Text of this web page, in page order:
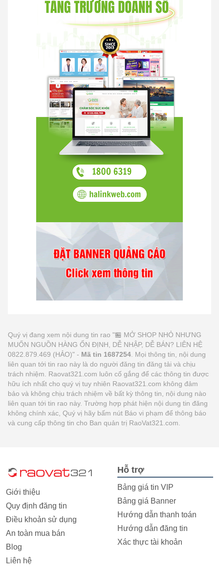
Quý vị đang xem nội dung tin rao "🏪 MỞ SHOP NHỎ NHƯNG
MUỐN NGUỒN HÀNG ỔN ĐỊNH, DỄ NHẬP, DỄ BÁN? LIÊN HỆ
0822.879.469 (HẢO)" - Mã tin 1687254 . Mọi thông tin, nội dung
liên quan tới tin rao này là do người đăng tin đăng tải và chịu
trách nhiệm. Raovat321.com luôn cố gắng để các thông tin được
hữu ích nhất cho quý vị tuy nhiên Raovat321.com không đảm
bảo và không chịu trách nhiệm về bất kỳ thông tin, nội dung nào
liên quan tới tin rao này. Trường hợp phát hiện nội dung tin đăng
không chính xác, Quý vị hãy bấm nút Báo vi phạm để thông báo
và cung cấp thông tin cho Ban quản trị RaoVat321.com.
Giới thiệu
Quy định đăng tin
Điều khoản sử dụng
An toàn mua bán
Blog
Liên hệ
Hỗ trợ
Bảng giá tin VIP
Bảng giá Banner
Hướng dẫn thanh toán
Hướng dẫn đăng tin
Xác thực tài khoản